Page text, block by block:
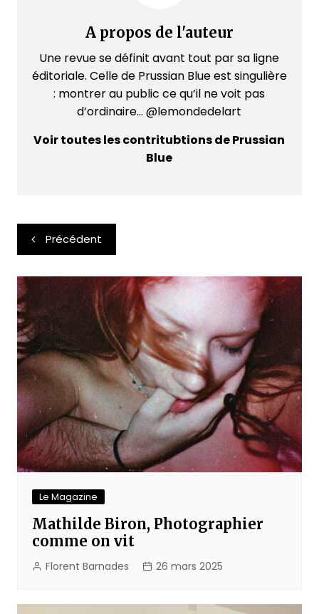
A propos de l'auteur
Une revue se définit avant tout par sa ligne
éditoriale. Celle de Prussian Blue est singulière
: montrer au public ce qu’il ne voit pas
d’ordinaire... @lemondedelart
Voir toutes les contritubtions de Prussian
Blue
Navigation
de
l’article
Précédent
Le Magazine
Mathilde Biron, Photographier
comme on vit
Florent Barnades 26 mars 2025